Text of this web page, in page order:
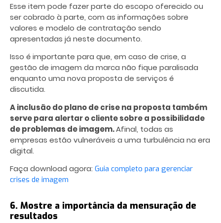
Esse item pode fazer parte do escopo oferecido ou
ser cobrado à parte, com as informações sobre
valores e modelo de contratação sendo
apresentadas já neste documento.
Isso é importante para que, em caso de crise, a
gestão de imagem da marca não fique paralisada
enquanto uma nova proposta de serviços é
discutida.
A inclusão do plano de crise na proposta também
serve para alertar o cliente sobre a possibilidade
de problemas de imagem.Afinal, todas as
empresas estão vulneráveis a uma turbulência na era
digital.
Faça download agora: Guia completo para gerenciar
crises de imagem
6. Mostre a importância da mensuração de
resultados